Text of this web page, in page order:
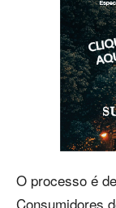
O processo é
Consumidores